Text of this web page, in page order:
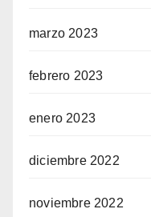
marzo 2023
febrero 2023
enero 2023
diciembre 2022
noviembre 2022